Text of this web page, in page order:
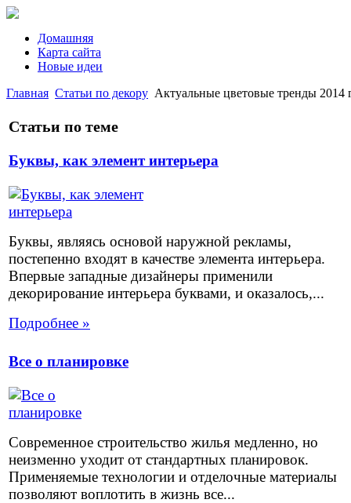
Домашняя
Карта сайта
Новые идеи
Главная Статьи по декору Актуальные цветовые тренды 2014
Статьи по теме
Буквы, как элемент интерьера
Буквы, являясь основой наружной рекламы,
постепенно входят в качестве элемента интерьера.
Впервые западные дизайнеры применили
декорирование интерьера буквами, и оказалось,...
Подробнее »
Все о планировке
Современное строительство жилья медленно, но
неизменно уходит от стандартных планировок.
Применяемые технологии и отделочные материалы
позволяют воплотить в жизнь все...